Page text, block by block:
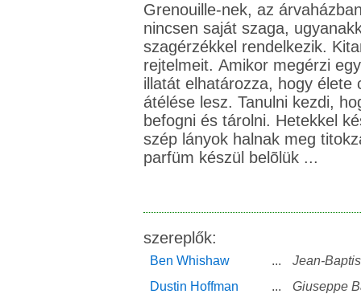
Grenouille-nek, az
nincsen saját szaga,
szagérzékkel rendelkezik.
rejtelmeit. Amikor megérzi
illatát elhatározza, hogy élete
átélése lesz. Tanulni kezdi,
befogni és tárolni. Hetekkel
szép lányok halnak meg
parfüm készül belõlük ...
szereplők:
Ben Whishaw ...
Jean-
Dustin Hoffman
...
Giuseppe